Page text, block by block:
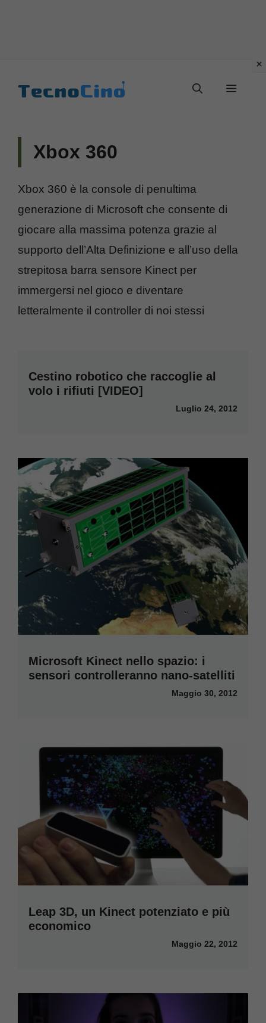
Menu
Xbox 360
Xbox 360 è la console di penultima
generazione di Microsoft che consente di
giocare alla massima potenza grazie al
supporto dell’Alta Definizione e all’uso della
strepitosa barra sensore Kinect per
immergersi nel gioco e diventare
letteralmente il controller di noi stessi
Cestino robotico che raccoglie al
volo i rifiuti [VIDEO]
Luglio 24, 2012
Microsoft Kinect nello spazio: i
sensori controlleranno nano-satelliti
Maggio 30, 2012
Leap 3D, un Kinect potenziato e più
economico
Maggio 22, 2012